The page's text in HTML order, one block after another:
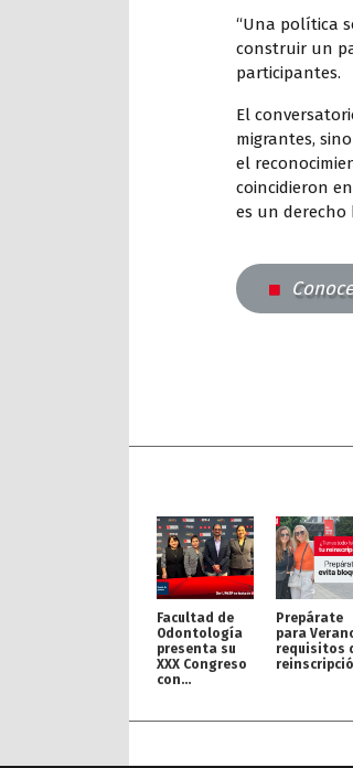
“Una política
construir un
participantes.
El
migrantes,
el
coincidieron
es un derecho
Facultad de
Odontología
presenta su
XXX Congreso
con
Prepárate
para
requisitos